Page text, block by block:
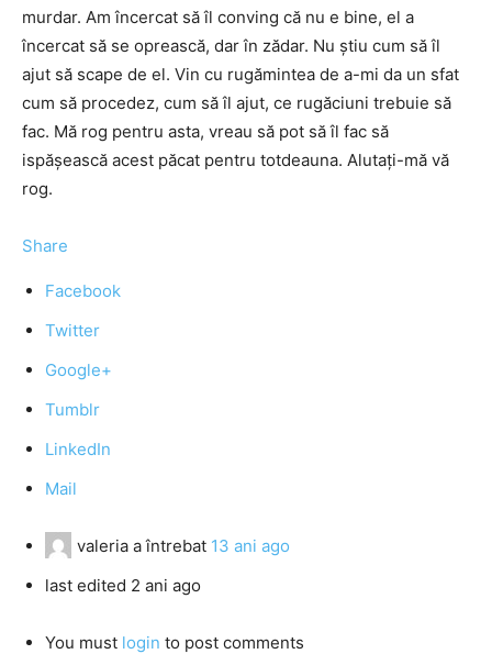
murdar. Am încercat să îl conving că nu e bine, el a
încercat să se oprească, dar în zădar. Nu ştiu cum să îl
ajut să scape de el. Vin cu rugămintea de a-mi da un sfat
cum să procedez, cum să îl ajut, ce rugăciuni trebuie să
fac. Mă rog pentru asta, vreau să pot să îl fac să
ispăşească acest păcat pentru totdeauna. Alutaţi-mă vă
rog.
Share
Facebook
Twitter
Google+
Tumblr
LinkedIn
Mail
valeria a întrebat 13 ani ago
last edited 2 ani ago
You must login to post comments